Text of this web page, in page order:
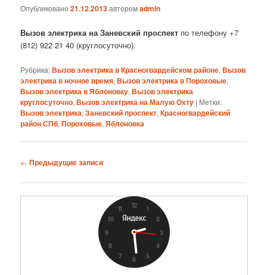
Опубликовано21.12.2013авторомadmin
Вызов электрика на Заневский проспект по телефону +7
(812) 922 21 40 (круглосуточно).
Рубрика:Вызов электрика в Красногвардейском районе,Вызов
электрика в ночное время,Вызов электрика в Пороховые,
Вызов электрика в Яблоновку,Вызов электрика
круглосуточно,Вызов электрика на Малую Охту | Метки:
Вызов электрика,Заневский проспект,Красногвардейский
район СПб,Пороховые,Яблоновка
Навигация
записям
← Предыдущие записи